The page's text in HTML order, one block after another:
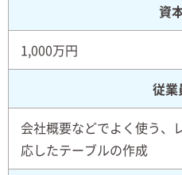
資
1,000万円
従業
会社概要などでよく使う、
応したテーブルの作成